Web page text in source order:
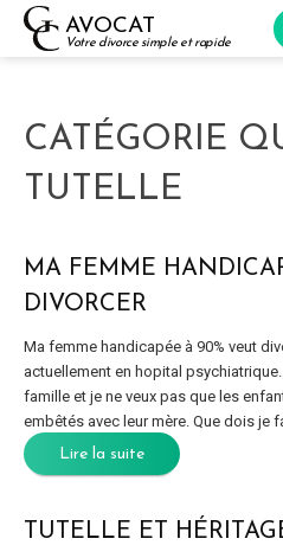
Skip
AVOCAT
Votre divorce simple et rapide
CATÉGORIE
TUTELLE
MA FEMME
DIVORCER
Ma femme handicapée à 90% veut
actuellement en hopital
famille et je ne veux pas que les
embêtés avec leur mère. Que dois je
Lire la suite
TUTELLE ET